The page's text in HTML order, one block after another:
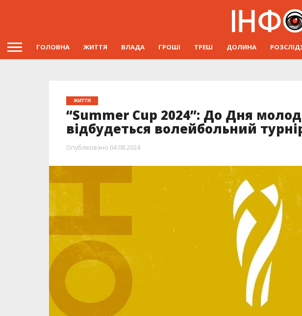
ГОЛОВНА ЖИТТЯ ВЛАДА ГРОШІ ТРЕШ ДОЛИНА
ЖИТТЯ
“Summer Cup 2024”: До Дня
відбудеться волейбольний
Опубліковано 04.08.2024